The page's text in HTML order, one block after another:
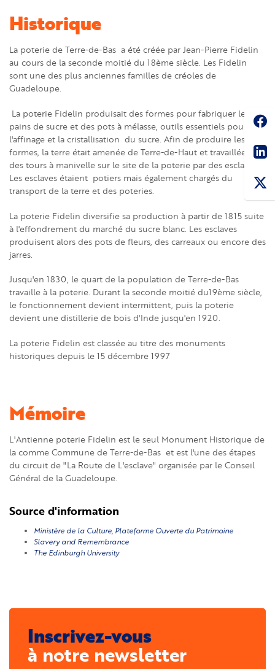
Historique
La poterie de Terre-de-Bas a été créée par Jean-Pierre Fidelin
au cours de la seconde moitié du 18ème siècle. Les Fidelin
sont une des plus anciennes familles de créoles de
Guadeloupe.
La poterie Fidelin produisait des formes pour fabriquer les
pains de sucre et des pots à mélasse, outils essentiels pour
l'affinage et la cristallisation du sucre. Afin de produire les
formes, la terre était amenée de Terre-de-Haut et travaillée sur
des tours à manivelle sur le site de la poterie par des esclaves.
Les esclaves étaient potiers mais également chargés du
transport de la terre et des poteries.
La poterie Fidelin diversifie sa production à partir de 1815 suite
à l'effondrement du marché du sucre blanc. Les esclaves
produisent alors des pots de fleurs, des carreaux ou encore des
jarres.
Jusqu'en 1830, le quart de la population de Terre-de-Bas
travaille à la poterie. Durant la seconde moitié du19ème siècle,
le fonctionnement devient intermittent, puis la poterie
devient une distillerie de bois d'Inde jusqu'en 1920.
La poterie Fidelin est classée au titre des monuments
historiques depuis le 15 décembre 1997
Mémoire
L'Antienne poterie Fidelin est le seul Monument Historique de
la comme Commune de Terre-de-Bas et est l'une des étapes
du circuit de "La Route de L'esclave" organisée par le Conseil
Général de la Guadeloupe.
Source d'information
Ministère de la Culture, Plateforme Ouverte du Patrimoine
Slavery and Remembrance
The Edinburgh University
Inscrivez-vous
à notre newsletter